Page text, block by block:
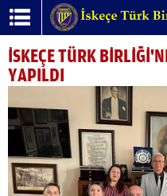
İSKEÇE TÜRK
YAPILDI